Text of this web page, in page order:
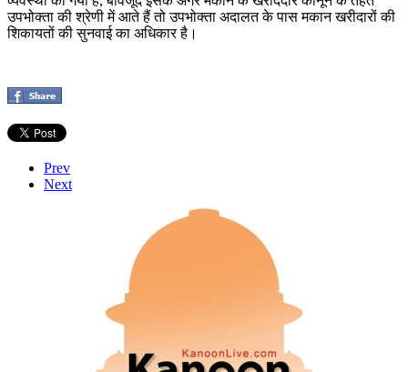
उपभोक्ता की श्रेणी में आते हैं तो उपभोक्ता अदालत के पास मकान खरीदारों की
शिकायतों की सुनवाई का अधिकार है।
Prev
Next